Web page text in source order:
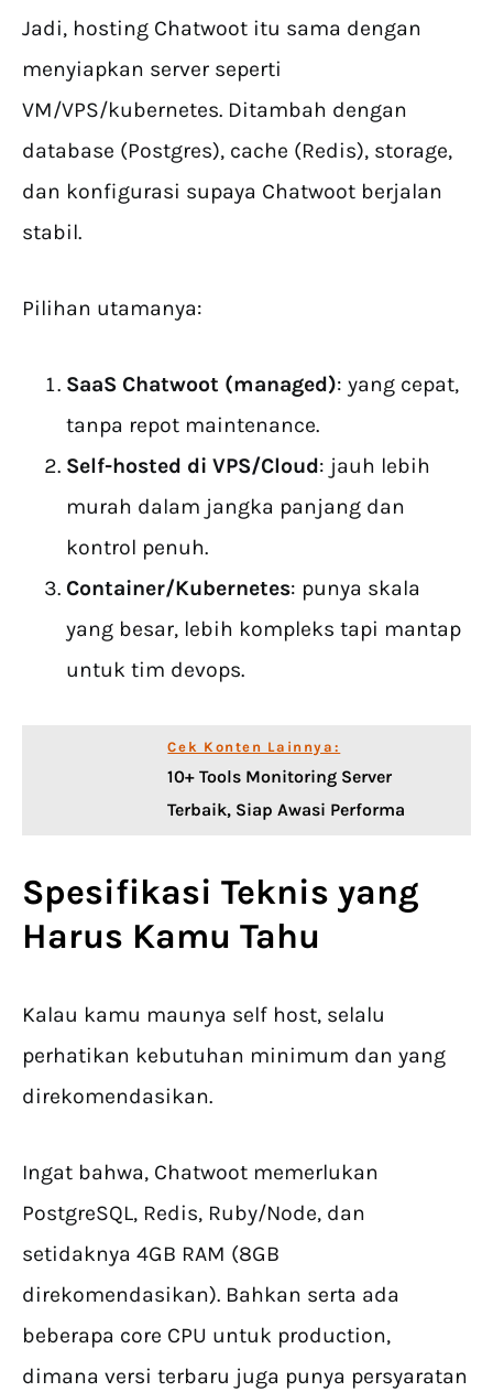
Jadi, hosting Chatwoot itu sama dengan
menyiapkan server seperti
VM/VPS/kubernetes. Ditambah dengan
database (Postgres), cache (Redis), storage,
dan konfigurasi supaya Chatwoot berjalan
stabil.
Pilihan utamanya:
SaaS Chatwoot (managed): yang cepat,
tanpa repot maintenance.
Self-hosted di VPS/Cloud: jauh lebih
murah dalam jangka panjang dan
kontrol penuh.
Container/Kubernetes: punya skala
yang besar, lebih kompleks tapi mantap
untuk tim devops.
Cek Konten Lainnya:
10+ Tools Monitoring Server
Terbaik, Siap Awasi Performa
Spesifikasi Teknis yang
Harus Kamu Tahu
Kalau kamu maunya self host, selalu
perhatikan kebutuhan minimum dan yang
direkomendasikan.
Ingat bahwa, Chatwoot memerlukan
PostgreSQL, Redis, Ruby/Node, dan
setidaknya 4GB RAM (8GB
direkomendasikan). Bahkan serta ada
beberapa core CPU untuk production,
dimana versi terbaru juga punya persyaratan